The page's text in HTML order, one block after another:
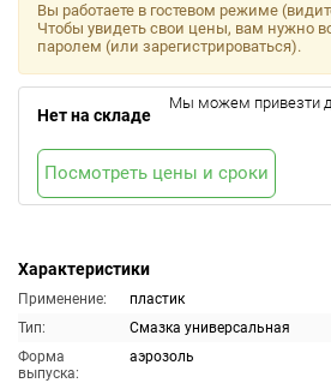
Характеристики
Применение:
пластик
Тип:
Смазка универсальная
Форма
выпуска:
аэрозоль
Вы работаете в гостевом режиме
Чтобы увидеть свои цены, вам нужно
паролем (или зарегистрироваться).
Нет на складе
Мы можем привезти
Посмотреть цены и сроки